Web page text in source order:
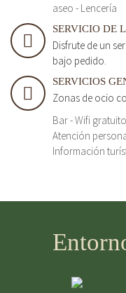
aseo - Lencería
SERVICIO DE
Disfrute de un
bajo pedido.
SERVICIOS
Zonas de ocio
Bar - Wifi
Atención
Información